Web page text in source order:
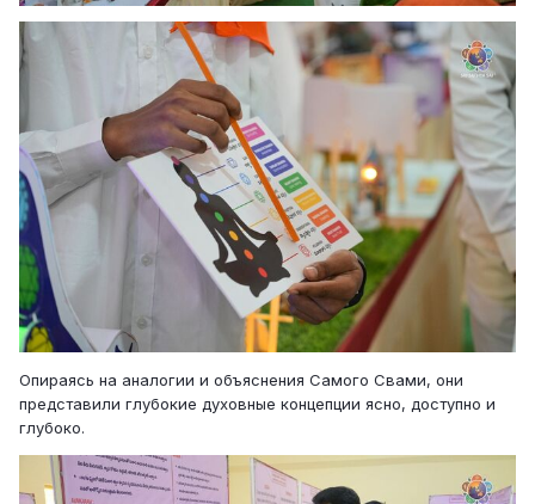
Опираясь на аналогии и объяснения Самого Свами, они
представили глубокие духовные концепции ясно, доступно и
глубоко.